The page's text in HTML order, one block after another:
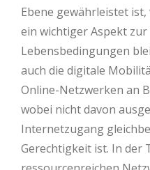
Ebene gewährleistet
ein wichtiger Aspekt
Lebensbedingungen
auch die digitale
Online-Netzwerken an
wobei nicht davon
Internetzugang
Gerechtigkeit ist. In der